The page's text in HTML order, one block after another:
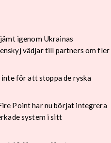
igenom Ukrainas
vädjar till partners om fler
för att stoppa de ryska
Point har nu börjat integrera
system i sitt